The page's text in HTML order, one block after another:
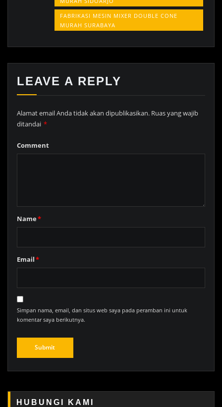
FABRIKASI MESIN MIXER DOUBLE CONE
MURAH SURABAYA
LEAVE A REPLY
Alamat email Anda tidak akan dipublikasikan. Ruas yang wajib
ditandai *
Comment
Name*
Email*
Simpan nama, email, dan situs web saya pada peramban ini untuk
komentar saya berikutnya.
HUBUNGI KAMI